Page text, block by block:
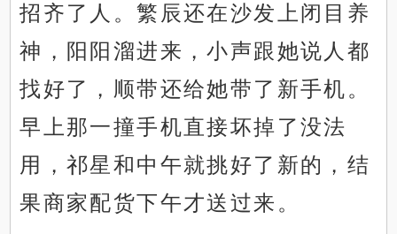
招齐了人。繁辰还在沙发上闭目养
神，阳阳溜进来，小声跟她说人都
找好了，顺带还给她带了新手机。
早上那一撞手机直接坏掉了没法
用，祁星和中午就挑好了新的，结
果商家配货下午才送过来。